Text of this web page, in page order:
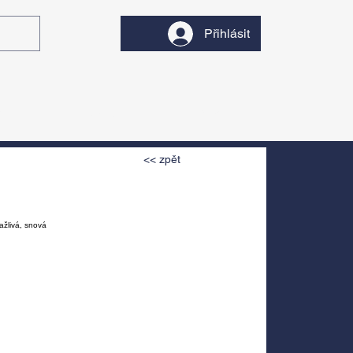
Přihlásit
<< zpět